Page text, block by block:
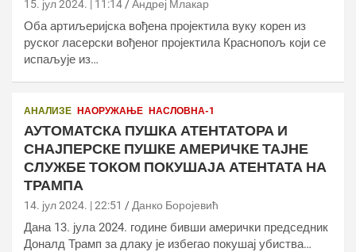
15. јул 2024. | 11:14 Андреј Млакар
Оба артиљеријска вођена пројектила вуку корен из
руског ласерски вођеног пројектила Краснопољ који се
испаљује из…
АНАЛИЗЕ НАОРУЖАЊЕ НАСЛОВНА-1
АУТОМАТСКА ПУШКА АТЕНТАТОРА И
СНАЈПЕРСКЕ ПУШКЕ АМЕРИЧКЕ ТАЈНЕ
СЛУЖБЕ ТОКОМ ПОКУШАЈА АТЕНТАТА НА
ТРАМПА
14. јул 2024. | 22:51 Данко Боројевић
Дана 13. јула 2024. године бивши амерички председник
Доналд Трамп за длаку је избегао покушај убиства…